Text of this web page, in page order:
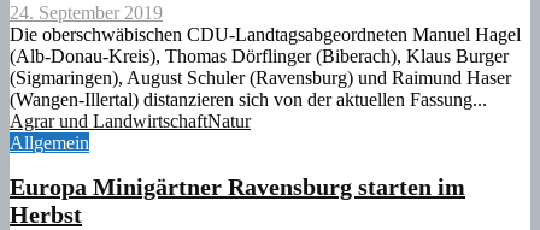
24. September 2019
Die oberschwäbischen CDU-Landtagsabgeordneten Manuel Hagel
(Alb-Donau-Kreis), Thomas Dörflinger (Biberach), Klaus Burger
(Sigmaringen), August Schuler (Ravensburg) und Raimund Haser
(Wangen-Illertal) distanzieren sich von der aktuellen Fassung...
Agrar und LandwirtschaftNatur
Allgemein
Europa Minigärtner Ravensburg starten im
Herbst